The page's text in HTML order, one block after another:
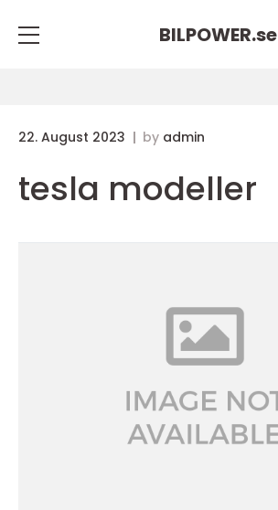
BILPOWER.se
22. August 2023 by admin
tesla modeller